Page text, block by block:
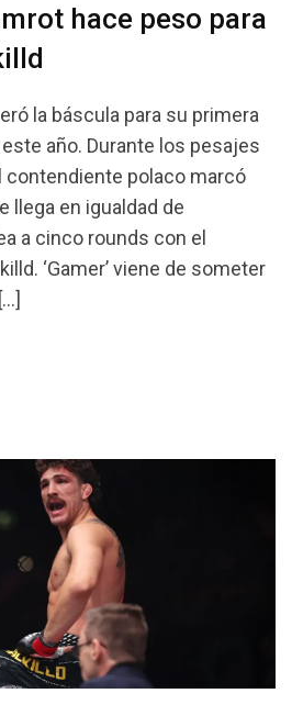
hace peso para
la báscula para su primera
año. Durante los pesajes
contendiente polaco marcó
llega en igualdad de
a cinco rounds con el
‘Gamer’ viene de someter